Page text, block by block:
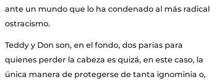
ante un mundo que lo ha condenado al más radical
ostracismo.
Teddy y Don son, en el fondo, dos parias para
quienes perder la cabeza es quizá, en este caso, la
única manera de protegerse de tanta ignominia o,